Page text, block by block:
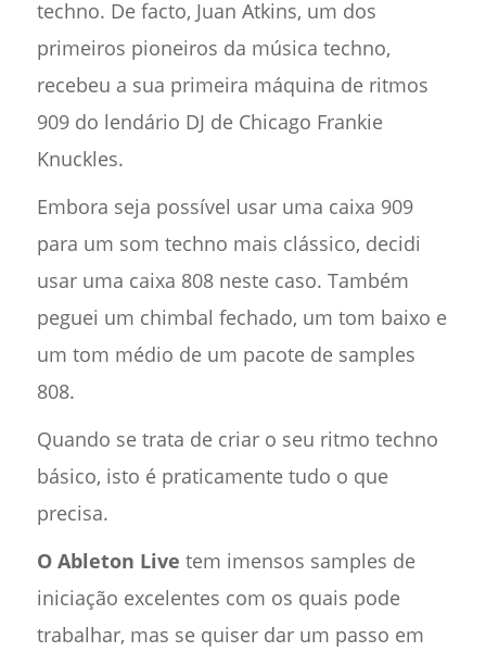
techno. De facto, Juan Atkins, um dos
primeiros pioneiros da música techno,
recebeu a sua primeira máquina de ritmos
909 do lendário DJ de Chicago Frankie
Knuckles.
Embora seja possível usar uma caixa 909
para um som techno mais clássico, decidi
usar uma caixa 808 neste caso. Também
peguei um chimbal fechado, um tom baixo e
um tom médio de um pacote de samples
808.
Quando se trata de criar o seu ritmo techno
básico, isto é praticamente tudo o que
precisa.
O Ableton Live tem imensos samples de
iniciação excelentes com os quais pode
trabalhar, mas se quiser dar um passo em